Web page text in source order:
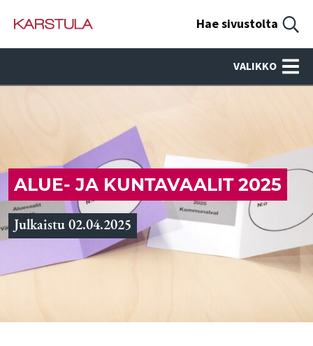
Hae sivustolta
VALIKKO
ALUE- JA KUNTAVAALIT 2025
Julkaistu 02.04.2025